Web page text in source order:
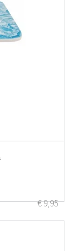
€9,95